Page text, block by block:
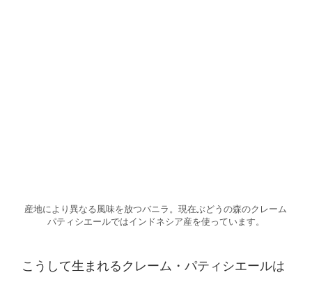
産地により異なる風味を放つバニラ。現在ぶどうの森のクレーム
パティシエールではインドネシア産を使っています。
こうして生まれるクレーム・パティシエールは